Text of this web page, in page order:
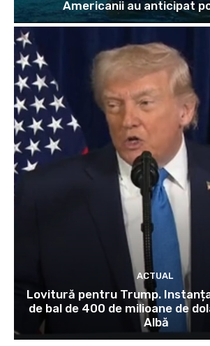
Americanii au anticipat
ACTUAL
Lovitură pentru Trump.
de bal de 400 de milioane de
Albă